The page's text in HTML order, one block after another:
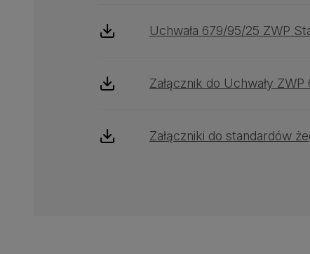
Uchwała 679/95/25 ZWP
Załącznik do Uchwały
Załączniki do standardów